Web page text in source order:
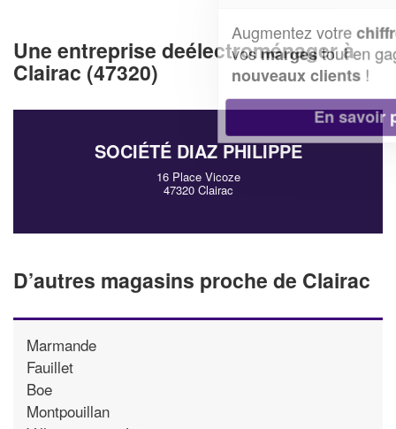
Une entreprise deélectroménager à
Clairac (47320)
SOCIÉTÉ DIAZ PHILIPPE
16 Place Vicoze
47320 Clairac
D’autres magasins proche de Clairac
Marmande
Fauillet
Boe
Montpouillan
Augmentez votrechiffre d'affaireset
vosmargestout en gagnant de
nouveaux clients!
En savoir plus